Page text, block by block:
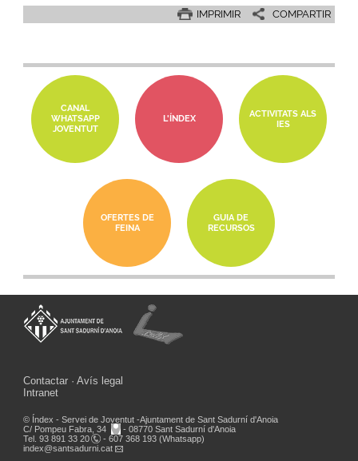
IMPRIMIR COMPARTIR
CANAL
WHATSAPP
JOVENTUT
L'ÍNDEX
ACTIVITATS ALS
IES
OFERTES DE
FEINA
GUIA DE
RECURSOS
Contactar
Avís legal
Intranet
© Índex - Servei de Joventut -Ajuntament de Sant Sadurní d'Anoia
C/ Pompeu Fabra, 34
- 08770 Sant Sadurní d'Anoia
Tel. 93 891 33 20
- 607 368 193 (Whatsapp)
index@santsadurni.cat